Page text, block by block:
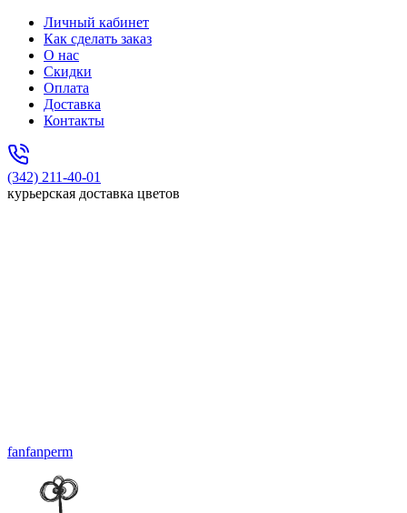
Личный кабинет
Как сделать заказ
О нас
Скидки
Оплата
Доставка
Контакты
(342) 211-40-01
курьерская доставка цветов
fanfanperm